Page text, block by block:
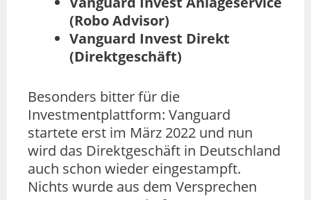
(Robo Advisor)
Vanguard Invest Direkt
(Direktgeschäft)
Besonders bitter für die
Investmentplattform: Vanguard
startete erst im März 2022 und nun
wird das Direktgeschäft in Deutschland
auch schon wieder eingestampft.
Nichts wurde aus dem Versprechen